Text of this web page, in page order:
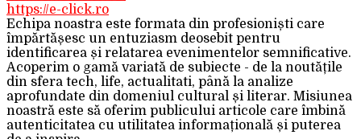
https://e-click.ro
Echipa noastra este formata din profesioniști care
împărtășesc un entuziasm deosebit pentru
identificarea și relatarea evenimentelor semnificative.
Acoperim o gamă variată de subiecte - de la noutățile
din sfera tech, life, actualitati, până la analize
aprofundate din domeniul cultural și literar. Misiunea
noastră este să oferim publicului articole care îmbină
autenticitatea cu utilitatea informațională și puterea